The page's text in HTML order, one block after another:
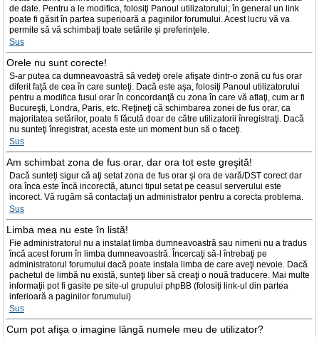
de date. Pentru a le modifica, folosiţi Panoul utilizatorului; în general un link
poate fi găsit în partea superioară a paginilor forumului. Acest lucru vă va
permite să vă schimbaţi toate setările şi preferinţele.
Sus
Orele nu sunt corecte!
S-ar putea ca dumneavoastră să vedeţi orele afişate dintr-o zonă cu fus orar
diferit faţă de cea în care sunteţi. Dacă este aşa, folosiţi Panoul utilizatorului
pentru a modifica fusul orar în concordanţă cu zona în care vă aflaţi, cum ar fi
Bucureşti, Londra, Paris, etc. Reţineţi că schimbarea zonei de fus orar, ca
majoritatea setărilor, poate fi făcută doar de către utilizatorii înregistraţi. Dacă
nu sunteţi înregistrat, acesta este un moment bun să o faceţi.
Sus
Am schimbat zona de fus orar, dar ora tot este greşită!
Dacă sunteţi sigur că aţi setat zona de fus orar şi ora de vară/DST corect dar
ora înca este încă incorectă, atunci tipul setat pe ceasul serverului este
incorect. Vă rugăm să contactaţi un administrator pentru a corecta problema.
Sus
Limba mea nu este în listă!
Fie administratorul nu a instalat limba dumneavoastră sau nimeni nu a tradus
încă acest forum în limba dumneavoastră. Încercaţi să-l întrebaţi pe
administratorul forumului dacă poate instala limba de care aveţi nevoie. Dacă
pachetul de limbă nu există, sunteţi liber să creaţi o nouă traducere. Mai multe
informaţii pot fi gasite pe site-ul grupului phpBB (folosiţi link-ul din partea
inferioară a paginilor forumului)
Sus
Cum pot afişa o imagine lângă numele meu de utilizator?